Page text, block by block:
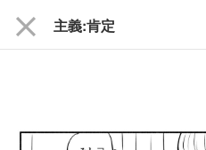
close 主義:肯定